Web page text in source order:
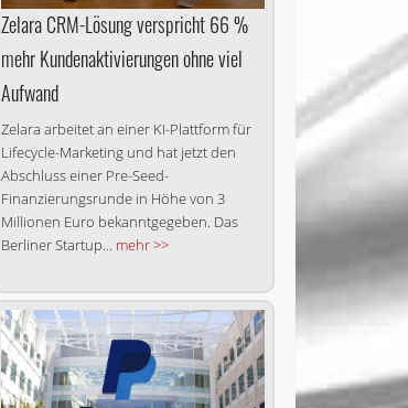
Zelara CRM-Lösung verspricht 66 %
mehr Kundenaktivierungen ohne viel
Aufwand
Zelara arbeitet an einer KI-Plattform für
Lifecycle-Marketing und hat jetzt den
Abschluss einer Pre-Seed-
Finanzierungsrunde in Höhe von 3
Millionen Euro bekanntgegeben. Das
Berliner Startup... mehr >>